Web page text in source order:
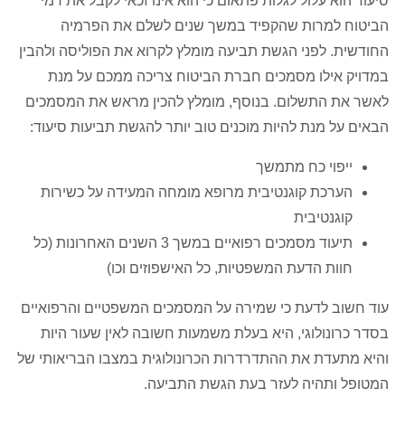
הביטוח למרות שהקפיד במשך שנים לשלם את הפרמיה
החודשית. לפני הגשת תביעה מומלץ לקרוא את הפוליסה ולהבין
במדויק אילו מסמכים חברת הביטוח צריכה ממכם על מנת
לאשר את התשלום. בנוסף, מומלץ להכין מראש את המסמכים
הבאים על מנת להיות מוכנים טוב יותר להגשת תביעות סיעוד:
ייפוי כח מתמשך
הערכת קוגנטיבית מרופא מומחה המעידה על כשירות
קוגנטיבית
תיעוד מסמכים רפואיים במשך 3 השנים האחרונות (כל
חוות הדעת המשפטיות, כל האישפוזים וכו)
עוד חשוב לדעת כי שמירה על המסמכים המשפטיים והרפואיים
בסדר כרונולוגי, היא בעלת משמעות חשובה לאין שעור היות
והיא מתעדת את ההתדרדרות הכרונולוגית במצבו הבריאותי של
המטופל ותהיה לעזר בעת הגשת התביעה.